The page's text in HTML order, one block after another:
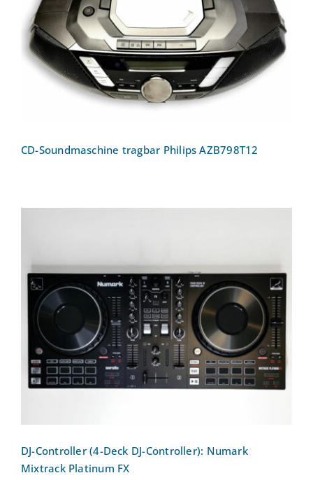
CD-Soundmaschine tragbar Philips
AZB798T12
CD-Soundmaschine tragbar Philips AZB798T12
DJ-Controller (4-Deck DJ-Controller):
Numark Mixtrack Platinum FX
DJ-Controller (4-Deck DJ-Controller): Numark
Mixtrack Platinum FX